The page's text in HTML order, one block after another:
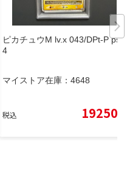
ピカチュウM lv.x 043/DPt-P psa
4
マイストア在庫： 4648
税込 19250